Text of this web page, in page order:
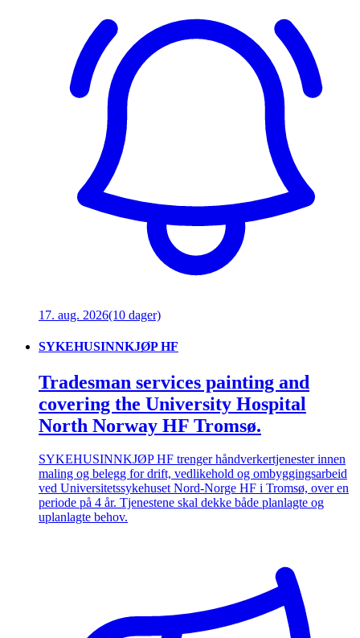
17. aug. 2026(10 dager)
SYKEHUSINNKJØP HF
Tradesman services painting and
covering the University Hospital
North Norway HF Tromsø.
SYKEHUSINNKJØP HF trenger håndverkertjenester innen
maling og belegg for drift, vedlikehold og ombyggingsarbeid
ved Universitetssykehuset Nord-Norge HF i Tromsø, over en
periode på 4 år. Tjenestene skal dekke både planlagte og
uplanlagte behov.